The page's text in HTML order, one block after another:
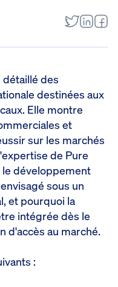
des
destinées aux
Elle montre
et
sur les marchés
de Pure
développement
sous un
et pourquoi la
intégrée dès le
d'accès au marché.
: